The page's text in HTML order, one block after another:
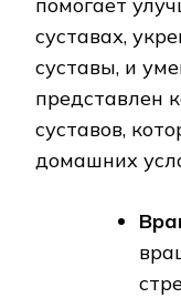
помогает
суставах,
суставы, и
представлен
суставов,
домашних